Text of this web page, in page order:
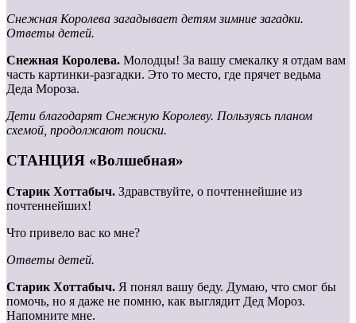
Снежная Королева загадывает детям зимние загадки.
Ответы детей.
Снежная Королева. Молодцы! За вашу смекалку я отдам вам
часть картинки-разгадки. Это то место, где прячет ведьма
Деда Мороза.
Дети благодарят Снежную Королеву. Пользуясь планом
схемой, продолжают поиски.
СТАНЦИЯ «Волшебная»
Старик Хоттабыч. Здравствуйте, о почтеннейшие из
почтеннейших!
Что привело вас ко мне?
Ответы детей.
Старик Хоттабыч. Я понял вашу беду. Думаю, что смог бы
помочь, но я даже не помню, как выглядит Дед Мороз.
Напомните мне.